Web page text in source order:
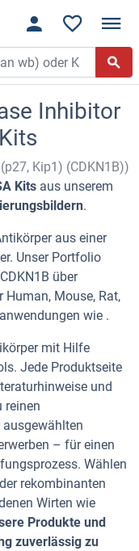
Inhibitor
Kip1) (CDKN1B))
Kits aus unserem
.
aus einer
Unser Portfolio
über
Human, Mouse, Rat,
wie .
mit Hilfe
Jede Produktseite
und
reinen
– für einen
Wählen
rekombinanten
Wirten wie
Produkte und
zuverlässig zu